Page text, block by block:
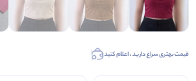
قیمت بهتری سراغ دارید ، اعلام کنید